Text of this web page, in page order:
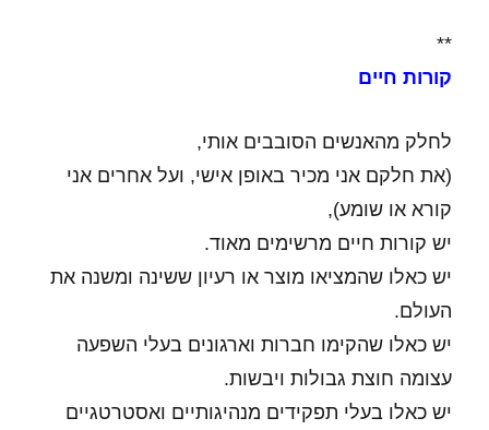
**
קורות חיים
לחלק מהאנשים הסובבים אותי,
(את חלקם אני מכיר באופן אישי, ועל אחרים אני
קורא או שומע),
יש קורות חיים מרשימים מאוד.
יש כאלו שהמציאו מוצר או רעיון ששינה ומשנה את
העולם.
יש כאלו שהקימו חברות וארגונים בעלי השפעה
עצומה חוצת גבולות ויבשות.
יש כאלו בעלי תפקידים מנהיגותיים ואסטרטגיים